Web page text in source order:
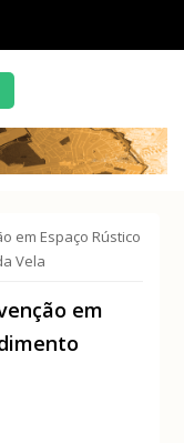
em Espaço Rústico
Vela
em